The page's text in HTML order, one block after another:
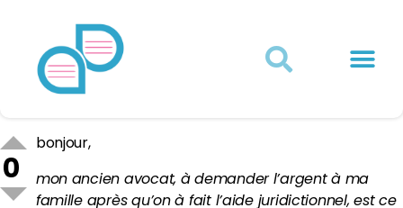
0
bonjour,
mon ancien avocat, à demander l’argent à ma
famille après qu’on à fait l’aide juridictionnel, est ce